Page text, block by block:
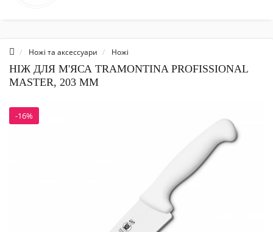
Ножі та аксессуари Ножі
НІЖ ДЛЯ М'ЯСА TRAMONTINA PROFISSIONAL
MASTER, 203 ММ
-16%